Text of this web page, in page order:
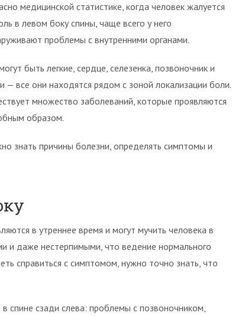
медицинской статистике, когда человек жалуется
в левом боку спины, чаще всего у него
проблемы с внутренними органами.
быть легкие, сердце, селезенка, позвоночник и
— все они находятся рядом с зоной локализации боли.
множество заболеваний, которые проявляются
образом.
знать причины болезни, определять симптомы и
в утреннее время и могут мучить человека в
и даже нестерпимыми, что ведение нормального
справиться с симптомом, нужно точно знать, что
спине сзади слева: проблемы с позвоночником,